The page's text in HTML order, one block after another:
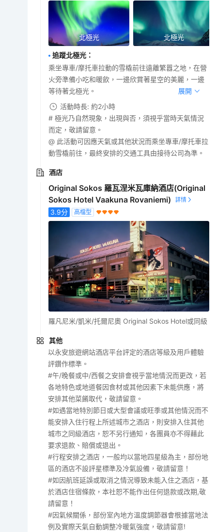
北極光 北極光
追蹤北極光 ：
乘坐專車/摩托車拉動的雪橇前往遠離繁囂之地，在營
火旁準備小吃和暖飲，一邊欣賞著星空的美麗，一邊
等待著北極光。
展開
活動時長: 約2小時
# 極光乃自然現象，出現與否，須視乎當時天氣情況
而定，敬請留意。
@ 此活動可因應天氣或其他狀況而乘坐專車/摩托車拉
動雪橇前往，最終安排的交通工具由接待公司為準。
酒店
Original Sokos 羅瓦涅米瓦庫納酒店(Original
Sokos Hotel Vaakuna Rovaniemi)
3.9分 高檔型
羅凡尼米/凱米/托爾尼奧 Original Sokos Hotel或同級
其他
以永安旅遊網站酒店平台評定的酒店等級及用戶體驗
評鑽作標準。
#午/晚餐或中/西餐之安排會視乎當地情況而更改，若
各地特色或地道餐因食材或其他因素下未能供應，將
安排其他菜餚取代，敬請留意。
#如遇當地特別節日或大型會議或旺季或其他情況而不
能安排入住行程上所述城市之酒店，則安排入住其他
城市之同級酒店，恕不另行通知，各團員亦不得藉此
要求退款、賠償或退出。
#行程安排之酒店，一般均以當地四星級為主，部份地
區的酒店不設評星標準及冷氣設備，敬請留意！
#如因航班延誤或取消之情況導致未能入住之酒店，基
於酒店住宿條款，本社恕不能作出任何退款或改期,敬
請留意！
#因氣候關係，部份室內地方溫度調節器會根據當地法
例及實際天氣自動調整冷暖氣強度，敬請留意!